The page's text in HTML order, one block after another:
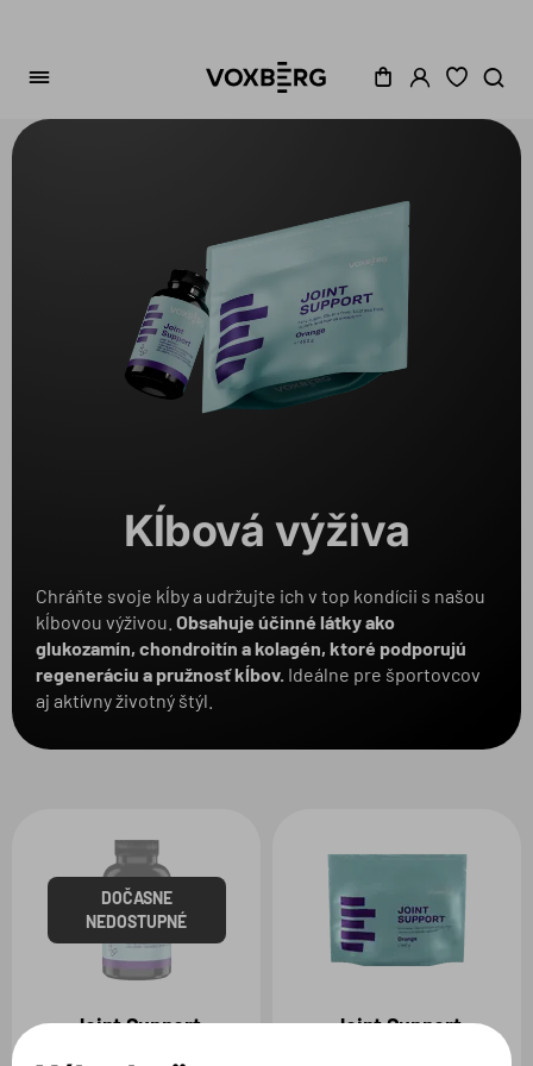
Kĺbová výživa
Chráňte svoje kĺby a udržujte ich v top kondícii s našou
kĺbovou výživou. Obsahuje účinné látky ako
glukozamín, chondroitín a kolagén, ktoré podporujú
regeneráciu a pružnosť kĺbov. Ideálne pre športovcov
aj aktívny životný štýl.
DOČASNE
NEDOSTUPNÉ
Joint Support Joint Support
Produkt 1
Zvolené filtre: